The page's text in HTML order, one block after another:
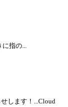
に指の...
します！...Cloud